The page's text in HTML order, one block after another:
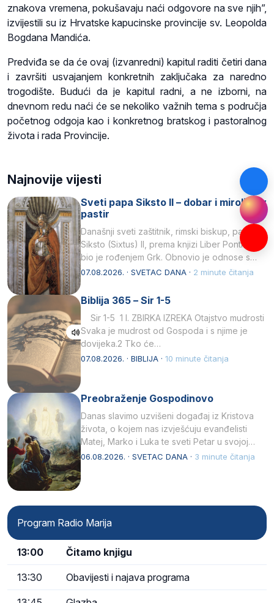
znakova vremena, pokušavaju naći odgovore na sve njih”,
izvijestili su iz Hrvatske kapucinske provincije sv. Leopolda
Bogdana Mandića.
Predviđa se da će ovaj (izvanredni) kapitul raditi četiri dana
i završiti usvajanjem konkretnih zaključaka za naredno
trogodište. Budući da je kapitul radni, a ne izborni, na
dnevnom redu naći će se nekoliko važnih tema s područja
početnog odgoja kao i konkretnog bratskog i pastoralnog
života i rada Provincije.
Najnovije vijesti
Sveti papa Siksto II – dobar i miroljubiv
pastir
Današnji sveti zaštitnik, rimski biskup, papa
Siksto (Sixtus) II, prema knjizi Liber Pontificalis
bio je rođenjem Grk. Obnovio je odnose s
afričkim…
07.08.2026. · SVETAC DANA · 2 minute čitanja
Biblija 365 – Sir 1-5
Sir 1-5 1 I. ZBIRKA IZREKA Otajstvo mudrosti
Svaka je mudrost od Gospoda i s njime je
dovijeka.2 Tko će…
07.08.2026. · BIBLIJA · 10 minute čitanja
Preobraženje Gospodinovo
Danas slavimo uzvišeni događaj iz Kristova
života, o kojem nas izvješćuju evanđelisti
Matej, Marko i Luka te sveti Petar u svojoj
drugoj…
06.08.2026. · SVETAC DANA · 3 minute čitanja
Program Radio Marija
13:00 Čitamo knjigu
13:30 Obavijesti i najava programa